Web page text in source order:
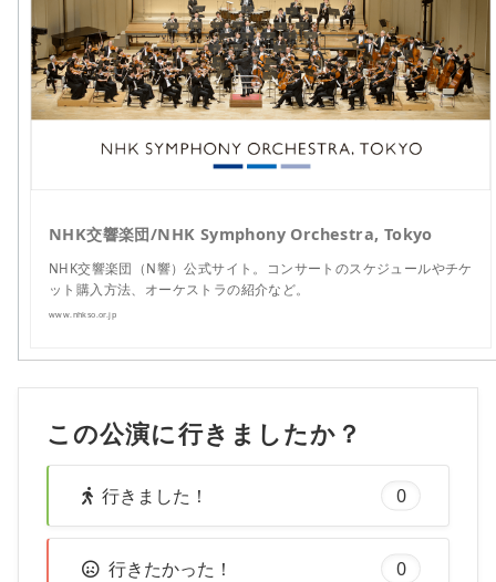
NHK交響楽団/NHK Symphony Orchestra, Tokyo
NHK交響楽団（N響）公式サイト。コンサートのスケジュールやチケ
ット購入方法、オーケストラの紹介など。
www.nhkso.or.jp
この公演に行きましたか？
行きました！ 0
行きたかった！ 0